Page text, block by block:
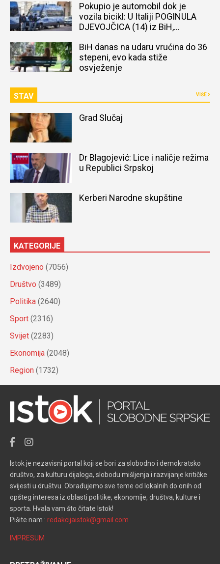
Pokupio je automobil dok je
vozila bicikl: U Italiji POGINULA
DJEVOJČICA (14) iz BiH,
BiH danas na udaru vrućina do 36
stepeni, evo kada stiže
osvježenje
STAV VIŠE
Grad Slučaj
Dr Blagojević: Lice i naličje režima
u Republici Srpskoj
Kerberi Narodne skupštine
KATEGORIJE
Izdvojeno (7056)
Društvo (3489)
Politika (2640)
Sport (2316)
Svijet (2283)
Ekonomija (2048)
Region (1732)
Istok je nezavisni portal koji se bori za slobodno i demokratsko
društvo, za kulturu dijaloga, slobodu mišljenja i razvijanje kritičke
svijesti u društvu. Obrađujemo sve teme od lokalnih do onih od
opšteg interesa iz oblasti politike, ekonomije, društva, kulture i
sporta. Hvala vam što čitate Istok!
Pišite nam : redakcijaistok@gmail.com
IMPRESUM